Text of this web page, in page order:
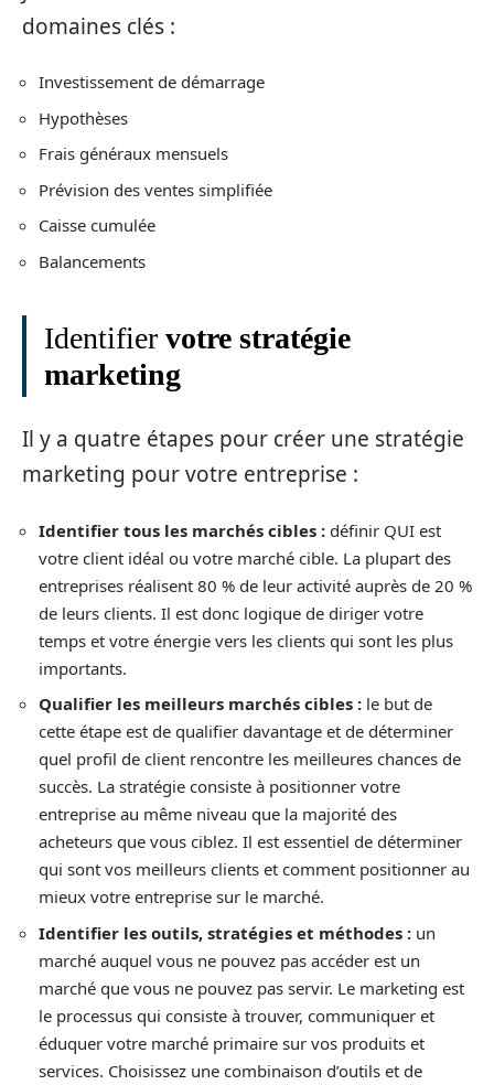
domaines clés :
Investissement de démarrage
Hypothèses
Frais généraux mensuels
Prévision des ventes simplifiée
Caisse cumulée
Balancements
Identifier votre stratégie
marketing
Il y a quatre étapes pour créer une stratégie
marketing pour votre entreprise :
Identifier tous les marchés cibles : définir QUI est
votre client idéal ou votre marché cible. La plupart des
entreprises réalisent 80 % de leur activité auprès de 20 %
de leurs clients. Il est donc logique de diriger votre
temps et votre énergie vers les clients qui sont les plus
importants.
Qualifier les meilleurs marchés cibles : le but de
cette étape est de qualifier davantage et de déterminer
quel profil de client rencontre les meilleures chances de
succès. La stratégie consiste à positionner votre
entreprise au même niveau que la majorité des
acheteurs que vous ciblez. Il est essentiel de déterminer
qui sont vos meilleurs clients et comment positionner au
mieux votre entreprise sur le marché.
Identifier les outils, stratégies et méthodes : un
marché auquel vous ne pouvez pas accéder est un
marché que vous ne pouvez pas servir. Le marketing est
le processus qui consiste à trouver, communiquer et
éduquer votre marché primaire sur vos produits et
services. Choisissez une combinaison d’outils et de